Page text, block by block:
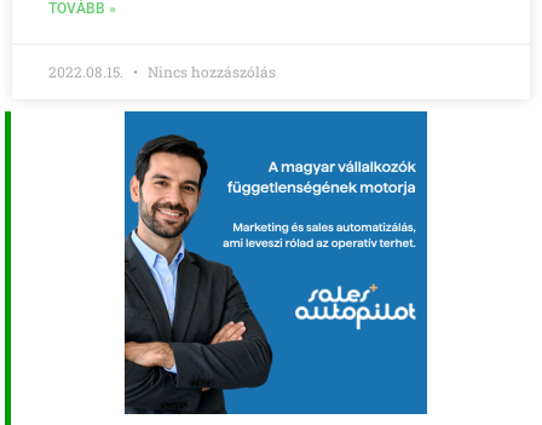
TOVÁBB »
2022.08.15. Nincs hozzászólás